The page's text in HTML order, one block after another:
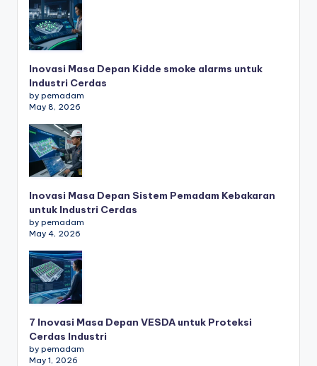
Inovasi Masa Depan Kidde smoke alarms untuk
Industri Cerdas
by pemadam
May 8, 2026
Inovasi Masa Depan Sistem Pemadam Kebakaran
untuk Industri Cerdas
by pemadam
May 4, 2026
7 Inovasi Masa Depan VESDA untuk Proteksi
Cerdas Industri
by pemadam
May 1, 2026